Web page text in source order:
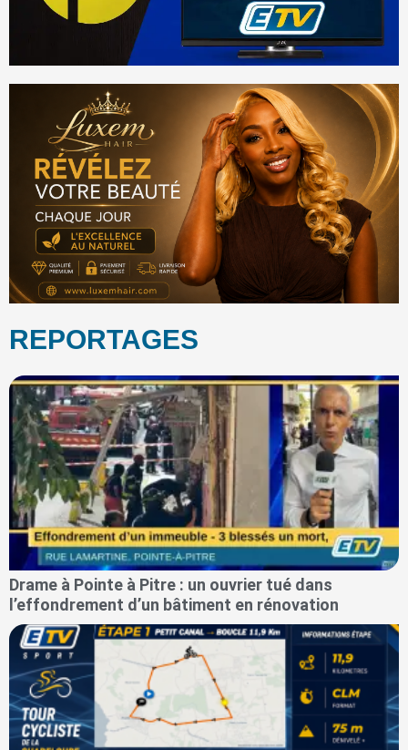
REPORTAGES
Drame à Pointe à Pitre : un ouvrier tué dans
l’effondrement d’un bâtiment en rénovation